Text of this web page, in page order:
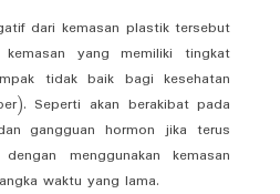
dari kemasan plastik tersebut
yang memiliki tingkat
tidak baik bagi kesehatan
Seperti akan berakibat pada
gangguan hormon jika terus
menggunakan kemasan
waktu yang lama.